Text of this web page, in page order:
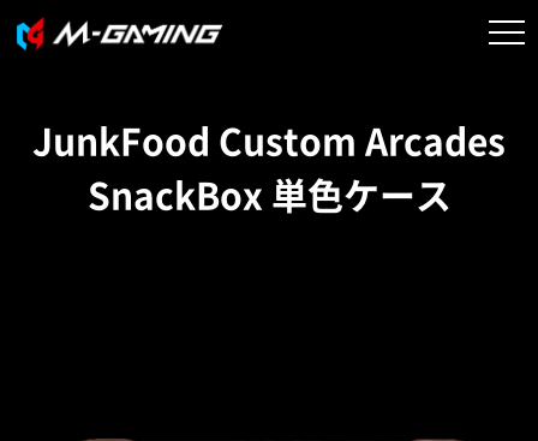
JunkFood Custom Arcades
SnackBox 単色ケース